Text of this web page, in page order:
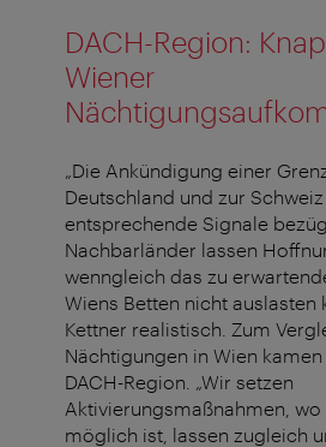
DACH-Region:
Wiener
„Die Ankündigung einer
Deutschland und zur
entsprechende Signale
Nachbarländer lassen
wenngleich das zu
Wiens Betten nicht auslasten
Kettner realistisch. Zum
Nächtigungen in Wien
DACH-Region. „Wir setzen
Aktivierungsmaßnahmen, wo
möglich ist, lassen zugleich